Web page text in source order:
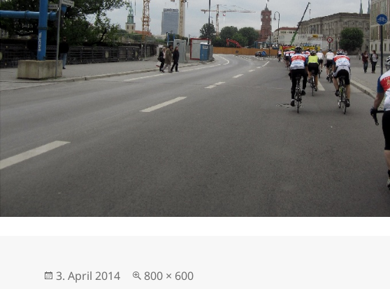
Veröffentlicht
3. April 2014 Originalgröße
800 × 600